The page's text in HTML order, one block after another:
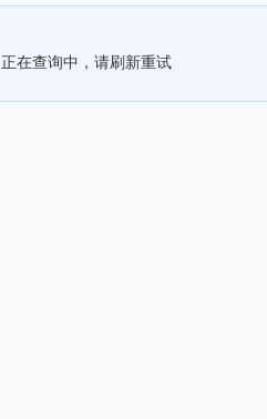
正在查询中，请刷新重试